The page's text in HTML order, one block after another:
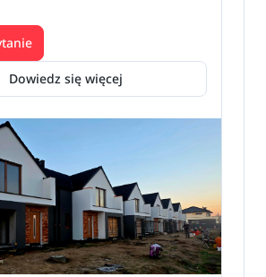
Dowiedz się więcej